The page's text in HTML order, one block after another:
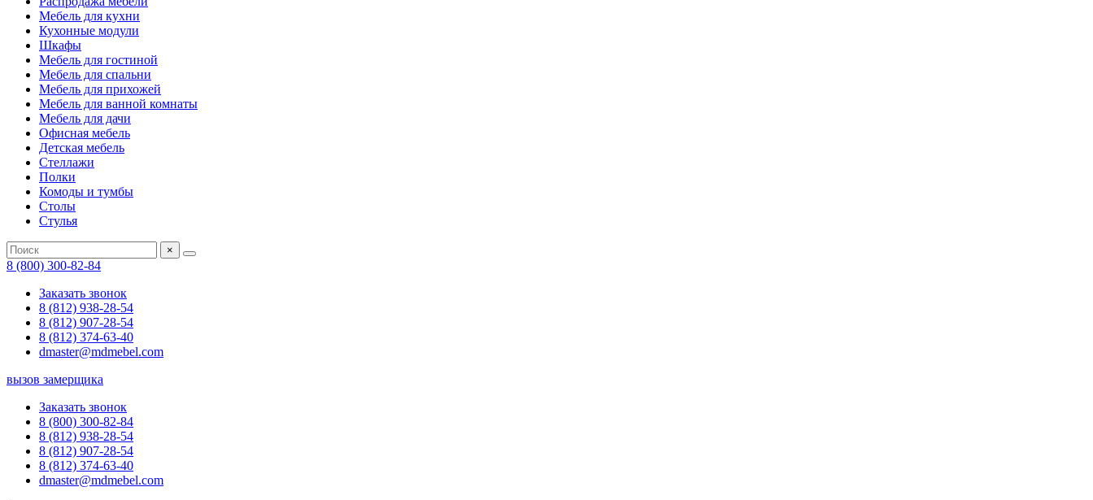
Мебель для кухни
Кухонные модули
Шкафы
Мебель для гостиной
Мебель для спальни
Мебель для прихожей
Мебель для ванной комнаты
Мебель для дачи
Офисная мебель
Детская мебель
Стеллажи
Полки
Комоды и тумбы
Столы
Стулья
×
8 (800) 300-82-84
Заказать звонок
8 (812) 938-28-54
8 (812) 907-28-54
8 (812) 374-63-40
dmaster@mdmebel.com
вызов замерщика
Заказать звонок
8 (800) 300-82-84
8 (812) 938-28-54
8 (812) 907-28-54
8 (812) 374-63-40
dmaster@mdmebel.com